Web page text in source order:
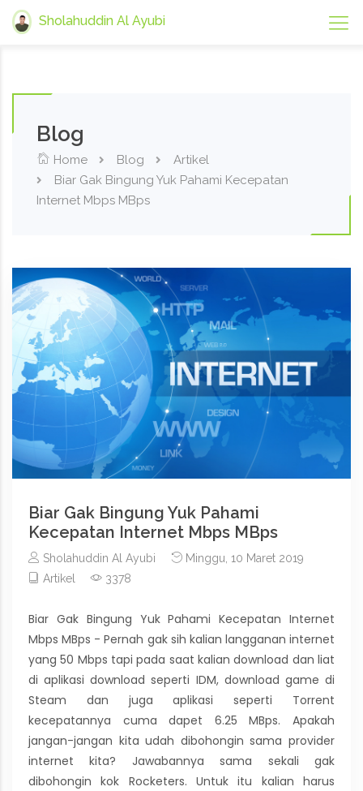
Sholahuddin Al Ayubi
Blog
Home Blog
Artikel
Biar Gak Bingung Yuk Pahami Kecepatan
Internet Mbps MBps
Biar Gak Bingung Yuk Pahami
Kecepatan Internet Mbps MBps
Sholahuddin Al Ayubi
Minggu, 10 Maret 2019
Artikel
3378
Biar Gak Bingung Yuk Pahami Kecepatan Internet
Mbps MBps - Pernah gak sih kalian langganan internet
yang 50 Mbps tapi pada saat kalian download dan liat
di aplikasi download seperti IDM, download game di
Steam dan juga aplikasi seperti Torrent
kecepatannya cuma dapet 6.25 MBps. Apakah
jangan-jangan kita udah dibohongin sama provider
internet kita? Jawabannya sama sekali gak
dibohongin kok Rocketers. Untuk itu kalian harus